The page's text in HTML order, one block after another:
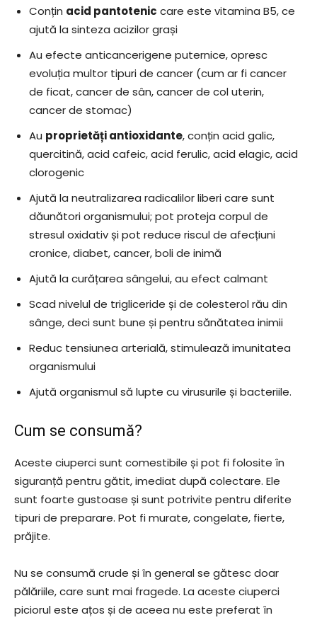
Conțin acid pantotenic care este vitamina B5, ce
ajută la sinteza acizilor grași
Au efecte anticancerigene puternice, opresc
evoluția multor tipuri de cancer (cum ar fi cancer
de ficat, cancer de sân, cancer de col uterin,
cancer de stomac)
Au proprietăți antioxidante, conțin acid galic,
quercitină, acid cafeic, acid ferulic, acid elagic, acid
clorogenic
Ajută la neutralizarea radicalilor liberi care sunt
dăunători organismului; pot proteja corpul de
stresul oxidativ și pot reduce riscul de afecțiuni
cronice, diabet, cancer, boli de inimă
Ajută la curățarea sângelui, au efect calmant
Scad nivelul de trigliceride și de colesterol rău din
sânge, deci sunt bune și pentru sănătatea inimii
Reduc tensiunea arterială, stimulează imunitatea
organismului
Ajută organismul să lupte cu virusurile și bacteriile.
Cum se consumă?
Aceste ciuperci sunt comestibile și pot fi folosite în
siguranță pentru gătit, imediat după colectare. Ele
sunt foarte gustoase și sunt potrivite pentru diferite
tipuri de preparare. Pot fi murate, congelate, fierte,
prăjite.
Nu se consumă crude și în general se gătesc doar
pălăriile, care sunt mai fragede. La aceste ciuperci
piciorul este ațos și de aceea nu este preferat în